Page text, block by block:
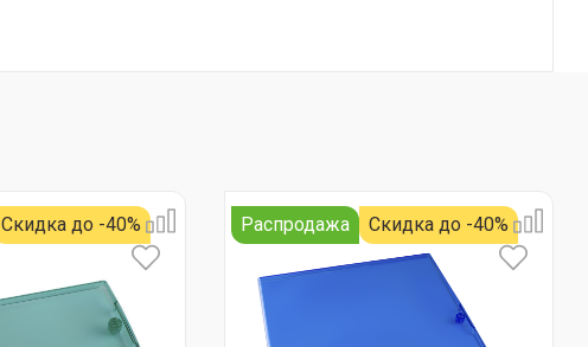
Скидка до -40% Распродажа Скидка до -40%